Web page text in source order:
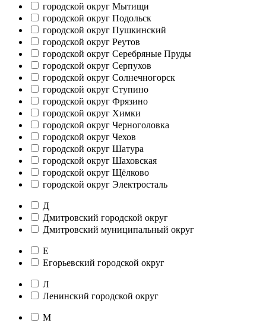
городской округ Мытищи
городской округ Подольск
городской округ Пушкинский
городской округ Реутов
городской округ Серебряные Пруды
городской округ Серпухов
городской округ Солнечногорск
городской округ Ступино
городской округ Фрязино
городской округ Химки
городской округ Черноголовка
городской округ Чехов
городской округ Шатура
городской округ Шаховская
городской округ Щёлково
городской округ Электросталь
Д
Дмитровский городской округ
Дмитровский муниципальный округ
Е
Егорьевский городской округ
Л
Ленинский городской округ
М